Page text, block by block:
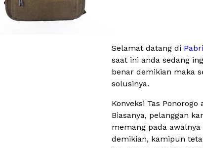
Selamat datang di
saat ini anda sedang
benar demikian maka
solusinya.
Konveksi Tas
Biasanya, pelanggan
memang pada
demikian, kamipun